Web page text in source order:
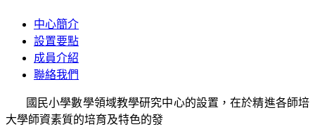
中心簡介
設置要點
成員介紹
聯絡我們
國民小學數學領域教學研究中心的設置，在於精進各師培
大學師資素質的培育及特色的發